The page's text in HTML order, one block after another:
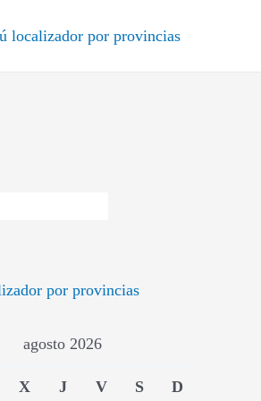
localizador por provincias
por provincias
agosto 2026
X J V S D